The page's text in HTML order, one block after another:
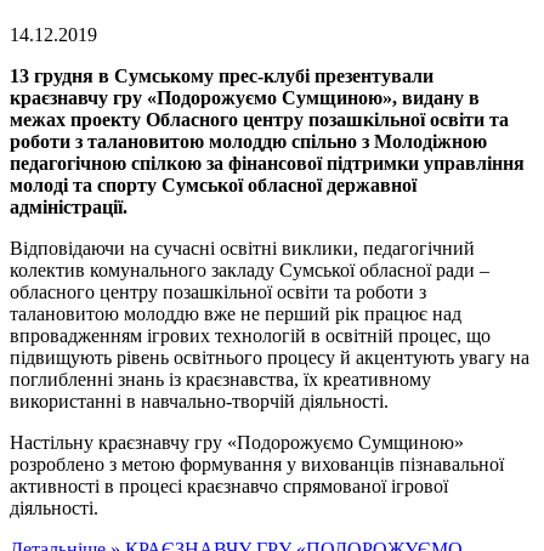
14.12.2019
13 грудня в Сумському прес-клубі презентували
краєзнавчу гру «Подорожуємо Сумщиною», видану в
межах проекту Обласного центру позашкільної освіти та
роботи з талановитою молоддю спільно з Молодіжною
педагогічною спілкою за фінансової підтримки управління
молоді та спорту Сумської обласної державної
адміністрації.
Відповідаючи на сучасні освітні виклики, педагогічний
колектив комунального закладу Сумської обласної ради –
обласного центру позашкільної освіти та роботи з
талановитою молоддю вже не перший рік працює над
впровадженням ігрових технологій в освітній процес, що
підвищують рівень освітнього процесу й акцентують увагу на
поглибленні знань із краєзнавства, їх креативному
використанні в навчально-творчій діяльності.
Настільну краєзнавчу гру «Подорожуємо Сумщиною»
розроблено з метою формування у вихованців пізнавальної
активності в процесі краєзнавчо спрямованої ігрової
діяльності.